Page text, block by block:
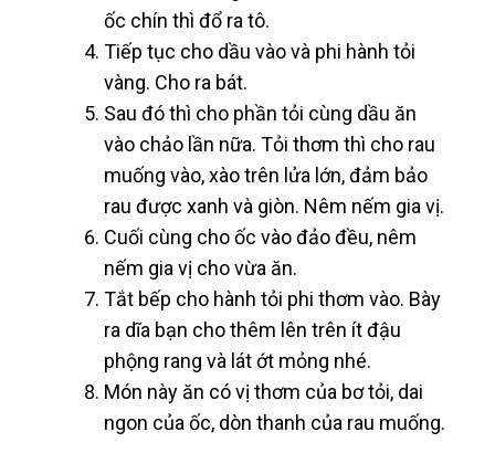
ốc chín thì đổ ra tô.
Tiếp tục cho dầu vào và phi hành tỏi
vàng. Cho ra bát.
Sau đó thì cho phần tỏi cùng dầu ăn
vào chảo lần nữa. Tỏi thơm thì cho rau
muống vào, xào trên lửa lớn, đảm bảo
rau được xanh và giòn. Nêm nếm gia vị.
Cuối cùng cho ốc vào đảo đều, nêm
nếm gia vị cho vừa ăn.
Tắt bếp cho hành tỏi phi thơm vào. Bày
ra dĩa bạn cho thêm lên trên ít đậu
phộng rang và lát ớt mỏng nhé.
Món này ăn có vị thơm của bơ tỏi, dai
ngon của ốc, dòn thanh của rau muống.